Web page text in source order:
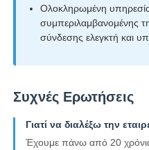
Ολοκληρωμένη
συμπεριλαμβανομένης
σύνδεσης ελεγκτή και
Συχνές Ερωτήσεις
Γιατί να διαλέξω την
Έχουμε πάνω από 20 χρόνια